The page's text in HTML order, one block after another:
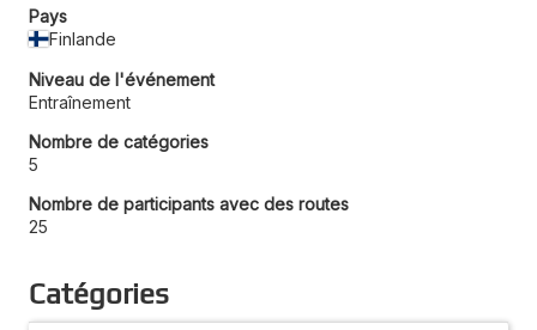
Pays
Finlande
Niveau de l'événement
Entraînement
Nombre de catégories
5
Nombre de participants avec des routes
25
Catégories